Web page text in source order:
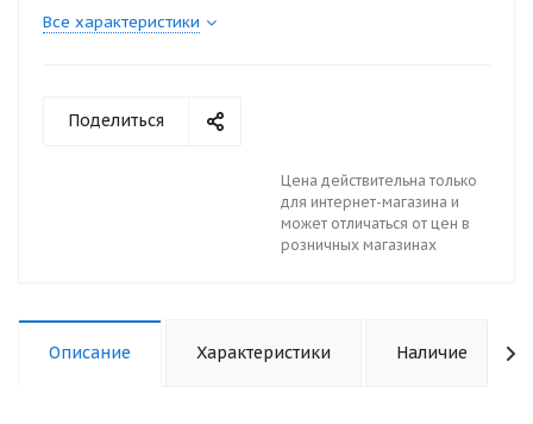
Все характеристики
Поделиться
Цена действительна только
для интернет-магазина и
может отличаться от цен в
розничных магазинах
Описание Характеристики Наличие